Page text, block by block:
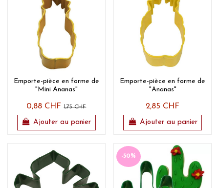
Emporte-pièce en forme de
"Mini Ananas"
0,88 CHF1,75 CHF
Ajouter au panier
Emporte-pièce en forme de
"Ananas"
2,85 CHF
Ajouter au panier
-50%